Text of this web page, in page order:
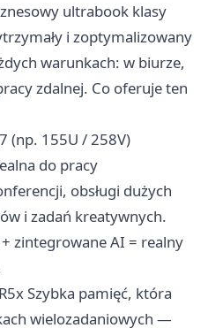
ultrabook klasy
i zoptymalizowany
warunkach: w biurze,
zdalnej. Co oferuje ten
(np. 155U / 258V)
do pracy
obsługi dużych
i zadań kreatywnych.
zintegrowane AI = realny
Szybka pamięć, która
wielozadaniowych —